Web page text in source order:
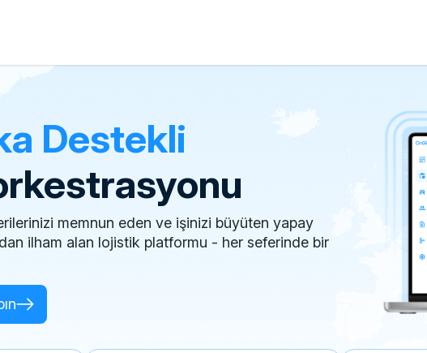
Destekli
memnun eden ve işinizi büyüten yapay
ilham alan lojistik platformu - her seferinde bir